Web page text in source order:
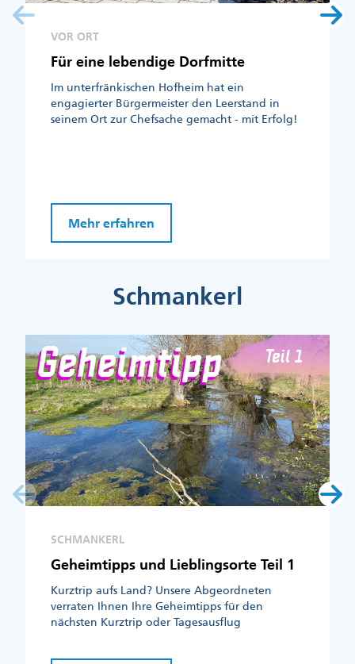
VOR ORT
Für eine lebendige Dorfmitte
Im unterfränkischen Hofheim hat ein
engagierter Bürgermeister den Leerstand in
seinem Ort zur Chefsache gemacht - mit Erfolg!
Mehr erfahren
Schmankerl
SCHMANKERL
Geheimtipps und Lieblingsorte Teil 1
Kurztrip aufs Land? Unsere Abgeordneten
verraten Ihnen Ihre Geheimtipps für den
nächsten Kurztrip oder Tagesausflug